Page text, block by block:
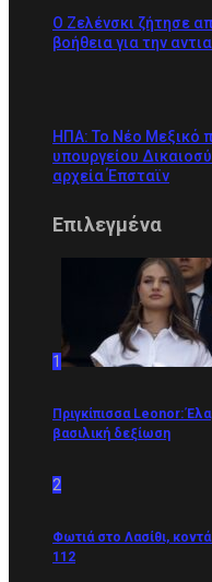
Ο Ζελένσκι ζήτησε
βοήθεια για την
ΗΠΑ: Το Νέο Μεξικό
υπουργείου
αρχεία Έπσταϊν
Επιλεγμένα
1
Πριγκίπισσα Leonor:
βασιλική δεξίωση
2
Φωτιά στο Λασίθι,
112